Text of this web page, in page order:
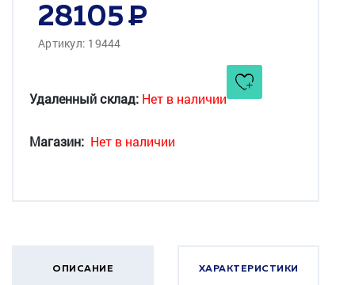
28105
Артикул: 19444
Удаленный склад: Нет в наличии
Магазин: Нет в наличии
ОПИСАНИЕ ХАРАКТЕРИСТИКИ